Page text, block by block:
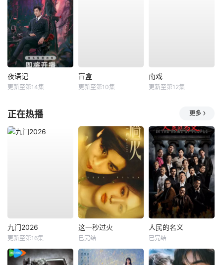
夜语记
更新至第14集
盲盒
更新至第10集
南戏
更新至第12集
正在热播 更多
九门2026
更新至第16集
这一秒过火
已完结
人民的名义
已完结